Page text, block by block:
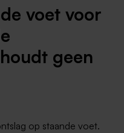
voet voor
geen
op staande voet.